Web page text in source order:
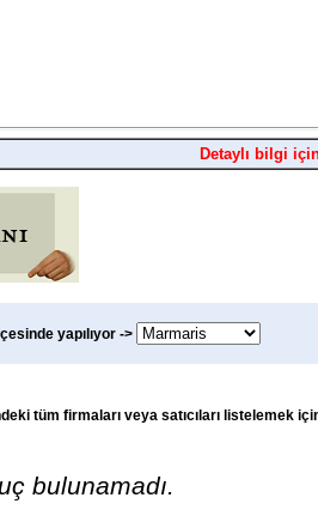
Detaylı bilgi
yapılıyor ->
tüm firmaları veya satıcıları listelemek
bulunamadı.